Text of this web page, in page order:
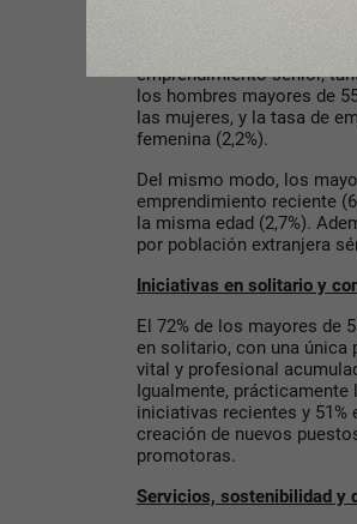
Persisten las diferencias
El estudio también pone
emprendimiento sénior,
los hombres mayores de
las mujeres, y la tasa de
femenina (2,2%).
Del mismo modo, los
emprendimiento reciente
la misma edad (2,7%).
por población extranjera
Iniciativas en solitario y
El 72% de los mayores de
en solitario, con una única
vital y profesional
Igualmente,
iniciativas recientes y
creación de nuevos
promotoras.
Servicios, sostenibilidad y